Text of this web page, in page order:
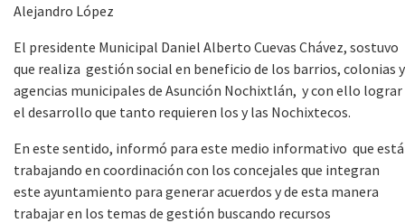
Alejandro López
El presidente Municipal Daniel Alberto Cuevas Chávez, sostuvo
que realiza gestión social en beneficio de los barrios, colonias y
agencias municipales de Asunción Nochixtlán, y con ello lograr
el desarrollo que tanto requieren los y las Nochixtecos.
En este sentido, informó para este medio informativo que está
trabajando en coordinación con los concejales que integran
este ayuntamiento para generar acuerdos y de esta manera
trabajar en los temas de gestión buscando recursos